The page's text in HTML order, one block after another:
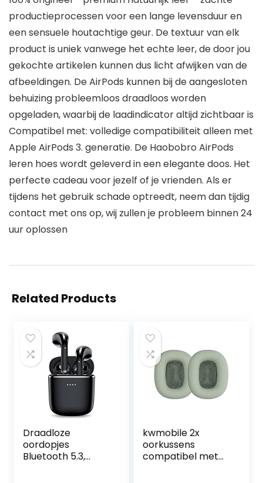
productieprocessen voor een lange levensduur en
een sensuele houtachtige geur. De textuur van elk
product is uniek vanwege het echte leer, de door jou
gekochte artikelen kunnen dus licht afwijken van de
afbeeldingen. De AirPods kunnen bij de aangesloten
behuizing probleemloos draadloos worden
opgeladen, waarbij de laadindicator altijd zichtbaar is
Compatibel met: volledige compatibiliteit alleen met
Apple AirPods 3. generatie. De Haobobro AirPods
leren hoes wordt geleverd in een elegante doos. Het
perfecte cadeau voor jezelf of je vrienden. Als er
tijdens het gebruik schade optreedt, neem dan tijdig
contact met ons op, wij zullen je probleem binnen 24
uur oplossen
Related Products
Draadloze
oordopjes
Bluetooth 5.3,
kwmobile 2x
oorkussens
compatibel met